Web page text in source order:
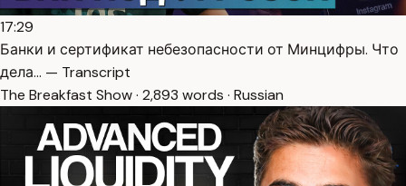
17:29
Банки и сертификат небезопасности от Минцифры. Что
дела… — Transcript
The Breakfast Show · 2,893 words · Russian